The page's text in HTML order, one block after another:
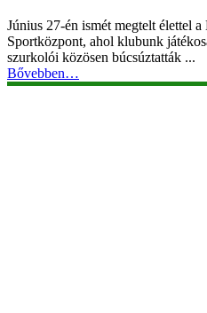
Június 27-én ismét megtelt élettel
Sportközpont, ahol klubunk
szurkolói közösen búcsúztatták ...
Bővebben…